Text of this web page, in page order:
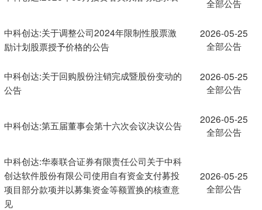
全部公告
中科创达:关于调整公司2024年限制性股票激
励计划股票授予价格的公告
2026-05-25
全部公告
中科创达:关于回购股份注销完成暨股份变动的
公告
2026-05-25
全部公告
中科创达:第五届董事会第十六次会议决议公告
2026-05-25
全部公告
中科创达:华泰联合证券有限责任公司关于中科
创达软件股份有限公司使用自有资金支付募投
项目部分款项并以募集资金等额置换的核查意
见
2026-05-25
全部公告